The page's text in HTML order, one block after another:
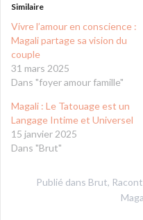
Similaire
Vivre l’amour en conscience :
Magali partage sa vision du
couple
31 mars 2025
Dans "foyer amour famille"
Magali : Le Tatouage est un
Langage Intime et Universel
15 janvier 2025
Dans "Brut"
Publié dans Brut,